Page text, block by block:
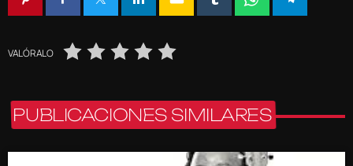
VALÓRALO
PUBLICACIONES SIMILARES